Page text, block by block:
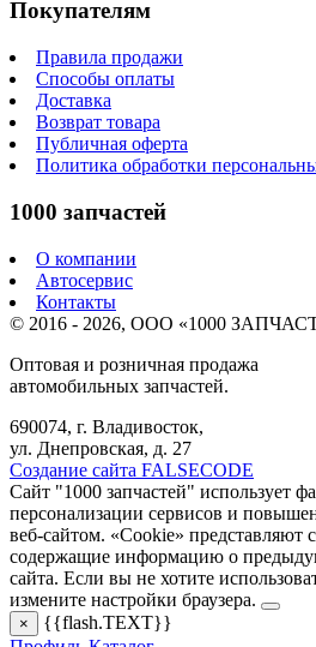
Покупателям
Правила продажи
Способы оплаты
Доставка
Возврат товара
Публичная оферта
Политика обработки
1000 запчастей
О компании
Автосервис
Контакты
© 2016 - 2026, ООО «1000
Оптовая и розничная продажа
автомобильных запчастей.
690074, г. Владивосток,
ул. Днепровская, д. 27
Создание сайта FALSECODE
Сайт "1000 запчастей" использует
персонализации сервисов и
веб-сайтом. «Cookie»
содержащие информацию о
сайта. Если вы не хотите
измените настройки браузера.
×
{{flash.TEXT}}